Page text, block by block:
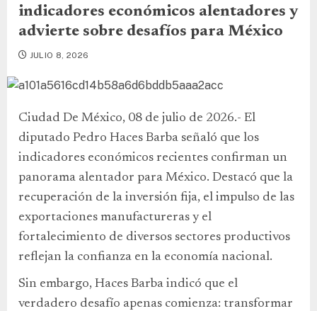
indicadores económicos alentadores y
advierte sobre desafíos para México
JULIO 8, 2026
Ciudad De México, 08 de julio de 2026.- El
diputado Pedro Haces Barba señaló que los
indicadores económicos recientes confirman un
panorama alentador para México. Destacó que la
recuperación de la inversión fija, el impulso de las
exportaciones manufactureras y el
fortalecimiento de diversos sectores productivos
reflejan la confianza en la economía nacional.
Sin embargo, Haces Barba indicó que el
verdadero desafío apenas comienza: transformar